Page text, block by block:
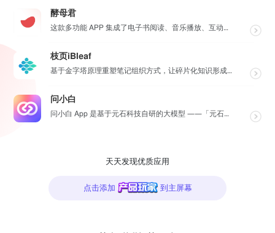
酵母君
这款多功能 APP 集成了电子书阅读、音乐播放、互动卡片、漫画阅读、3D 模型预览及个性相册六大核心...
枝页iBleaf
基于金字塔原理重塑笔记组织方式，让碎片化知识形成清晰有序的 结构，更有 AI 助力高效记录灵感、一键...
问小白
问小白 App 是基于元石科技自研的大模型 ——「元石大模型」，所推出的 AI 智能助手应用，旨在为...
天天发现优质应用
点击添加 到主屏幕